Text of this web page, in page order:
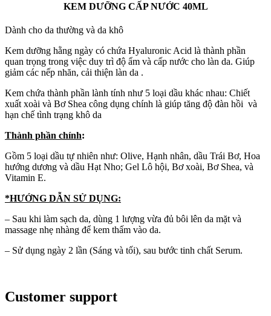
quantity
KEM DƯỠNG CẤP NƯỚC 40ML
Dành cho da thường và da khô
Kem dưỡng hằng ngày có chứa Hyaluronic Acid là thành phần
quan trọng trong việc duy trì độ ẩm và cấp nước cho làn da. Giúp
giảm các nếp nhăn, cải thiện làn da .
Kem chứa thành phần lành tính như 5 loại dầu khác nhau: Chiết
xuất xoài và Bơ Shea công dụng chính là giúp tăng độ đàn hồi và
hạn chế tình trạng khô da
Thành phần chính:
Gồm 5 loại dầu tự nhiên như: Olive, Hạnh nhân, dầu Trái Bơ, Hoa
hướng dương và dầu Hạt Nho; Gel Lô hội, Bơ xoài, Bơ Shea, và
Vitamin E.
*HƯỚNG DẪN SỬ DỤNG:
– Sau khi làm sạch da, dùng 1 lượng vừa đủ bôi lên da mặt và
massage nhẹ nhàng để kem thấm vào da.
– Sử dụng ngày 2 lần (Sáng và tối), sau bước tinh chất Serum.
Customer support